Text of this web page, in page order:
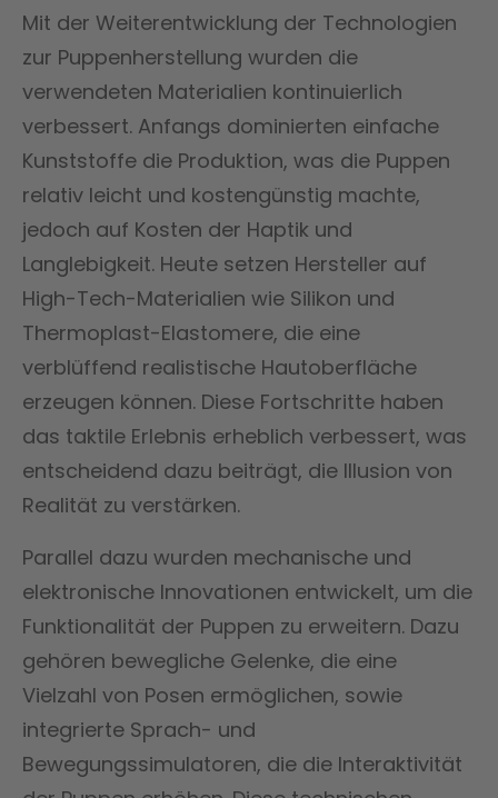
Mit der Weiterentwicklung der Technologien
zur Puppenherstellung wurden die
verwendeten Materialien kontinuierlich
verbessert. Anfangs dominierten einfache
Kunststoffe die Produktion, was die Puppen
relativ leicht und kostengünstig machte,
jedoch auf Kosten der Haptik und
Langlebigkeit. Heute setzen Hersteller auf
High-Tech-Materialien wie Silikon und
Thermoplast-Elastomere, die eine
verblüffend realistische Hautoberfläche
erzeugen können. Diese Fortschritte haben
das taktile Erlebnis erheblich verbessert, was
entscheidend dazu beiträgt, die Illusion von
Realität zu verstärken.
Parallel dazu wurden mechanische und
elektronische Innovationen entwickelt, um die
Funktionalität der Puppen zu erweitern. Dazu
gehören bewegliche Gelenke, die eine
Vielzahl von Posen ermöglichen, sowie
integrierte Sprach- und
Bewegungssimulatoren, die die Interaktivität